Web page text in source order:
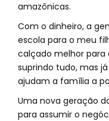
amazônicas.
Com o dinheiro, a
escola para o meu
calçado melhor para
suprindo tudo, mas
ajudam a família a
Uma nova geração
para assumir o